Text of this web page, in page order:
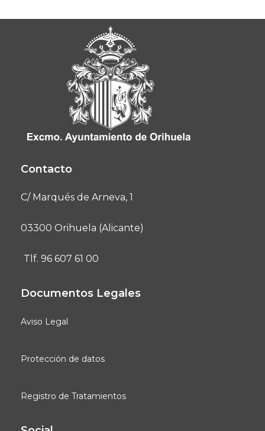
Contacto
C/ Marqués de Arneva, 1
03300 Orihuela (Alicante)
Tlf. 96 607 61 00
Documentos Legales
Aviso Legal
Protección de datos
Registro de Tratamientos